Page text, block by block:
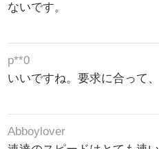
ないです。
p**0
いいですね。要求に合って
Abboylover